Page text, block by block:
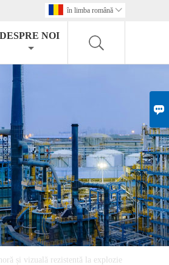

în limba română 
DESPRE NOI
și vizuală rezistentă la explozie